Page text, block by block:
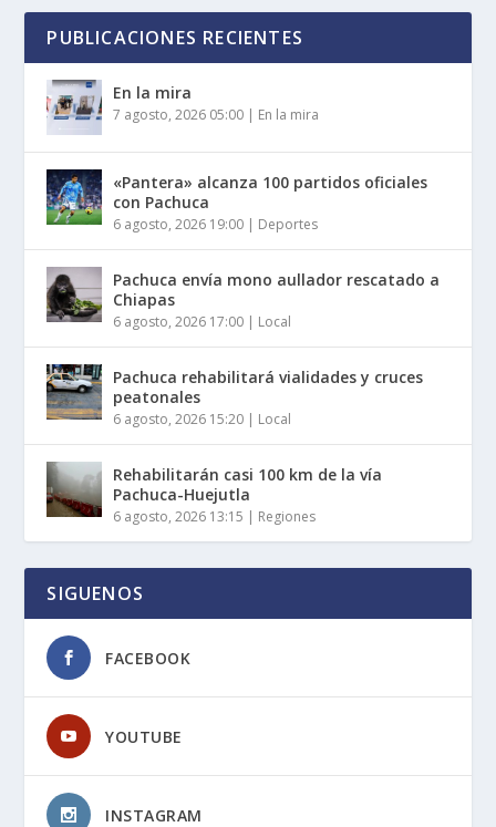
PUBLICACIONES RECIENTES
En la mira
7 agosto, 2026 05:00 | En la mira
«Pantera» alcanza 100 partidos oficiales
con Pachuca
6 agosto, 2026 19:00 | Deportes
Pachuca envía mono aullador rescatado a
Chiapas
6 agosto, 2026 17:00 | Local
Pachuca rehabilitará vialidades y cruces
peatonales
6 agosto, 2026 15:20 | Local
Rehabilitarán casi 100 km de la vía
Pachuca-Huejutla
6 agosto, 2026 13:15 | Regiones
SIGUENOS
FACEBOOK
YOUTUBE
INSTAGRAM